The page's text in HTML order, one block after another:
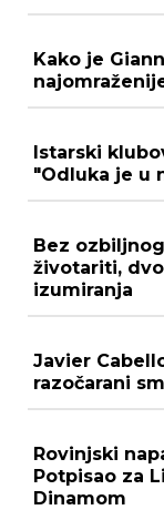
Kako je
Istarski
"Odluka je u
Bez
životariti,
izumiranja
Javier
razočarani
Rovinjski
Potpisao za
Dinamom